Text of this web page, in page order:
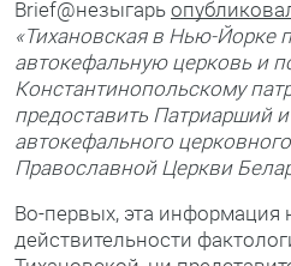
Brief@незыгарь
«Тихановская в Нью-Йорке
автокефальную церковь и
Константинопольскому
предоставить Патриарший
автокефального
Православной Церкви
Во-первых, эта информация
действительности